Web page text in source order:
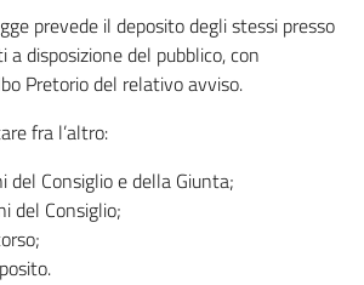
prevede il deposito degli stessi presso
disposizione del pubblico, con
Pretorio del relativo avviso.
fra l’altro:
del Consiglio e della Giunta;
del Consiglio;